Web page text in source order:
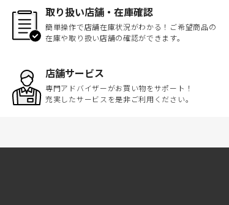
取り扱い店舗・在庫確認
簡単操作で店舗在庫状況がわかる！ご希望商品の
在庫や取り扱い店舗の確認ができます。
店舗サービス
専門アドバイザーがお買い物をサポート！
充実したサービスを是非ご利用ください。